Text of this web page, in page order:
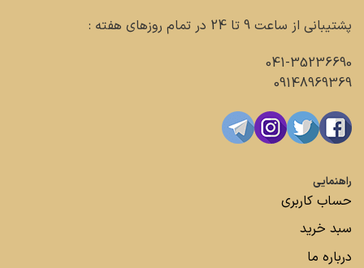
پشتیبانی از ساعت 9 تا 24 در تمام روزهای هفته :
041-35236690
09148969369
راهنمایی
حساب کاربری
سبد خرید
درباره ما